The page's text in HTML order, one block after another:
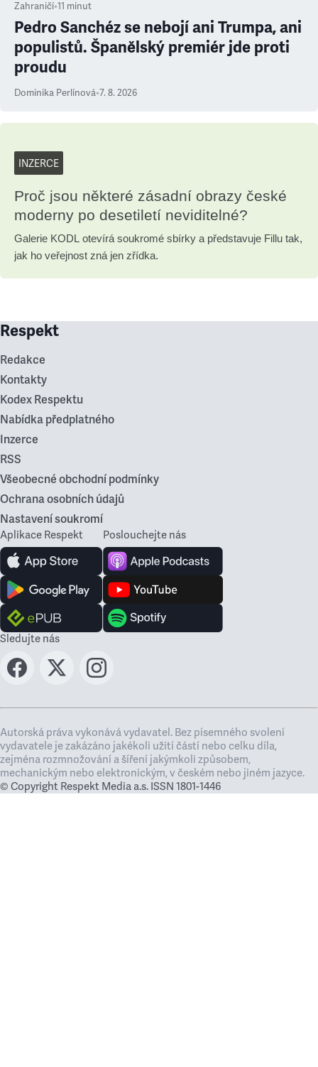
Zahraničí•11 minut
Pedro Sanchéz se nebojí ani Trumpa, ani
populistů. Španělský premiér jde proti
proudu
Dominika Perlínová•7. 8. 2026
INZERCE
Proč jsou některé zásadní obrazy české
moderny po desetiletí neviditelné?
Galerie KODL otevírá soukromé sbírky a představuje Fillu tak,
jak ho veřejnost zná jen zřídka.
Respekt
Redakce
Kontakty
Kodex Respektu
Nabídka předplatného
Inzerce
RSS
Všeobecné obchodní podmínky
Ochrana osobních údajů
Nastavení soukromí
Aplikace Respekt Poslouchejte nás
Sledujte nás
Autorská práva vykonává vydavatel. Bez písemného svolení
vydavatele je zakázáno jakékoli užití částí nebo celku díla,
zejména rozmnožování a šíření jakýmkoli způsobem,
mechanickým nebo elektronickým, v českém nebo jiném jazyce.
© Copyright Respekt Media a.s. ISSN 1801-1446